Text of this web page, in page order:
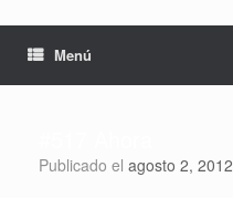
Menú
Publicado el agosto 2, 2012